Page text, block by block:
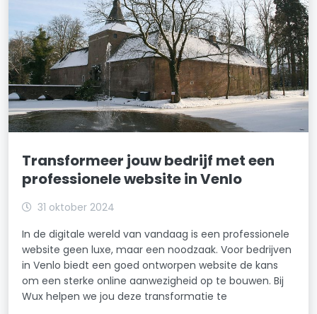
Transformeer jouw bedrijf met een
professionele website in Venlo
31 oktober 2024
In de digitale wereld van vandaag is een professionele
website geen luxe, maar een noodzaak. Voor bedrijven
in Venlo biedt een goed ontworpen website de kans
om een sterke online aanwezigheid op te bouwen. Bij
Wux helpen we jou deze transformatie te